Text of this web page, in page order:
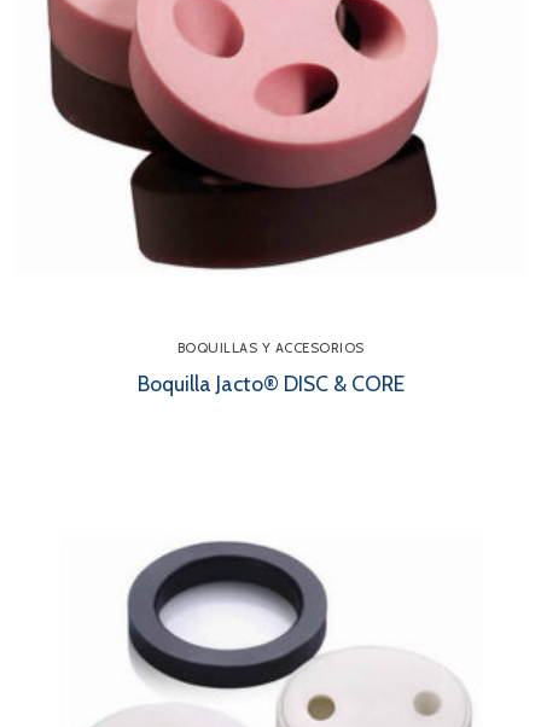
BOQUILLAS Y ACCESORIOS
Boquilla Jacto® DISC & CORE